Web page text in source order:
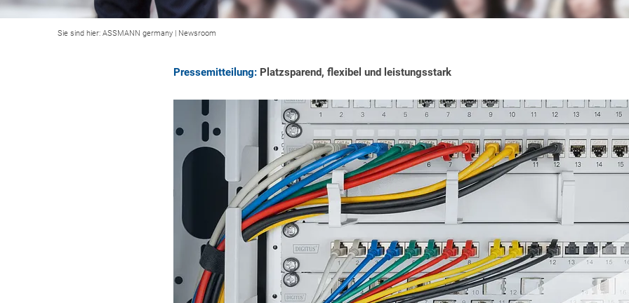
Sie sind hier: ASSMANN germany | Newsroom
Pressemitteilung: Platzsparend, flexibel und leistungsstark